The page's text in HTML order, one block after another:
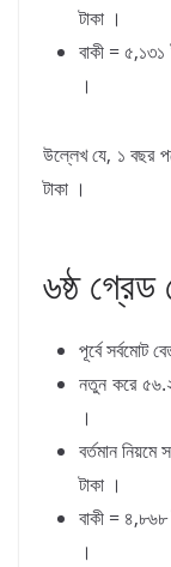
টাকা ।
বাকী = ৫,১৩১
।
উল্লেখ যে, ১ বছর
টাকা ।
৬ষ্ঠ
পূর্বে সর্বমোট
নতুন করে
।
বর্তমান
টাকা ।
বাকী = ৪,৮৬৮
।